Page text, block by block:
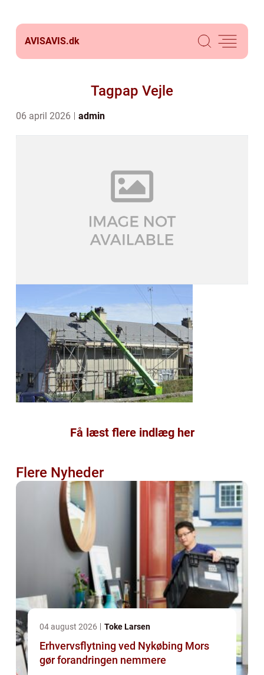
AVISAVIS.dk
Tagpap Vejle
06 april 2026 admin
Få læst flere indlæg her
Flere Nyheder
04 august 2026 Toke Larsen
Erhvervsflytning ved Nykøbing Mors
gør forandringen nemmere